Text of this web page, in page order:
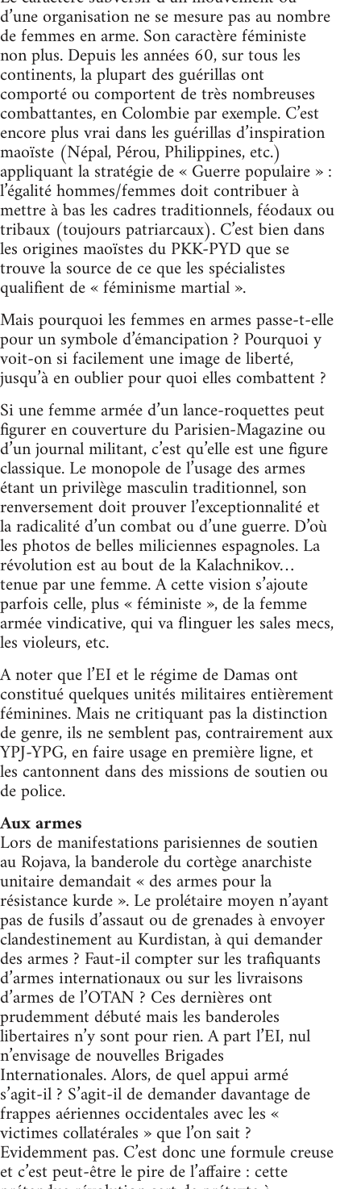
d’une organisation ne se mesure pas au nombre
de femmes en arme. Son caractère féministe
non plus. Depuis les années 60, sur tous les
continents, la plupart des guérillas ont
comporté ou comportent de très nombreuses
combattantes, en Colombie par exemple. C’est
encore plus vrai dans les guérillas d’inspiration
maoïste (Népal, Pérou, Philippines, etc.)
appliquant la stratégie de « Guerre populaire » :
l’égalité hommes/femmes doit contribuer à
mettre à bas les cadres traditionnels, féodaux ou
tribaux (toujours patriarcaux). C’est bien dans
les origines maoïstes du PKK-PYD que se
trouve la source de ce que les spécialistes
qualifient de « féminisme martial ».
Mais pourquoi les femmes en armes passe-t-elle
pour un symbole d’émancipation ? Pourquoi y
voit-on si facilement une image de liberté,
jusqu’à en oublier pour quoi elles combattent ?
Si une femme armée d’un lance-roquettes peut
figurer en couverture du Parisien-Magazine ou
d’un journal militant, c’est qu’elle est une figure
classique. Le monopole de l’usage des armes
étant un privilège masculin traditionnel, son
renversement doit prouver l’exceptionnalité et
la radicalité d’un combat ou d’une guerre. D’où
les photos de belles miliciennes espagnoles. La
révolution est au bout de la Kalachnikov…
tenue par une femme. A cette vision s’ajoute
parfois celle, plus « féministe », de la femme
armée vindicative, qui va flinguer les sales mecs,
les violeurs, etc.
A noter que l’EI et le régime de Damas ont
constitué quelques unités militaires entièrement
féminines. Mais ne critiquant pas la distinction
de genre, ils ne semblent pas, contrairement aux
YPJ-YPG, en faire usage en première ligne, et
les cantonnent dans des missions de soutien ou
de police.
Aux armes
Lors de manifestations parisiennes de soutien
au Rojava, la banderole du cortège anarchiste
unitaire demandait « des armes pour la
résistance kurde ». Le prolétaire moyen n’ayant
pas de fusils d’assaut ou de grenades à envoyer
clandestinement au Kurdistan, à qui demander
des armes ? Faut-il compter sur les trafiquants
d’armes internationaux ou sur les livraisons
d’armes de l’OTAN ? Ces dernières ont
prudemment débuté mais les banderoles
libertaires n’y sont pour rien. A part l’EI, nul
n’envisage de nouvelles Brigades
Internationales. Alors, de quel appui armé
s’agit-il ? S’agit-il de demander davantage de
frappes aériennes occidentales avec les «
victimes collatérales » que l’on sait ?
Evidemment pas. C’est donc une formule creuse
et c’est peut-être le pire de l’affaire : cette